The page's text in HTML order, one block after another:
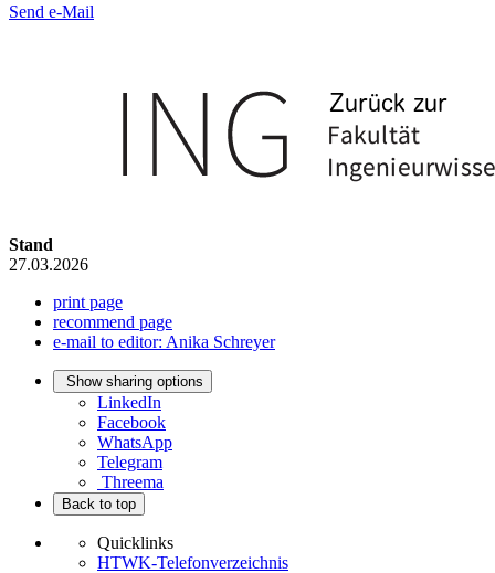
Send e-Mail
Stand
27.03.2026
print page
recommend page
e-mail to editor: Anika Schreyer
Show sharing options
LinkedIn
Facebook
WhatsApp
Telegram
Threema
Back to top
Quicklinks
HTWK-Telefonverzeichnis